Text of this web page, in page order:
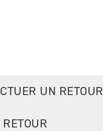
UN RETOUR